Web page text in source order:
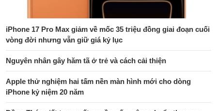
iPhone 17 Pro Max giảm về mốc 35 triệu đồng giai đoạn cuối
vòng đời nhưng vẫn giữ giá kỷ lục
Nguyên nhân gây hăm tã ở trẻ và cách cải thiện
Apple thử nghiệm hai tấm nền màn hình mới cho dòng
iPhone kỷ niệm 20 năm